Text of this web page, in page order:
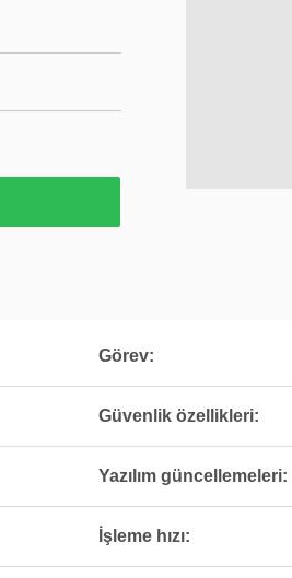
Görev:
Güvenlik özellikleri:
Yazılım güncellemeleri:
İşleme hızı: